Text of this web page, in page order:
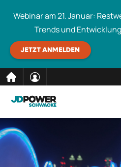
direkt
zum
Webinar am 21. Januar:
Trends und
JETZT ANMELDEN
Schwacke durchsuchen